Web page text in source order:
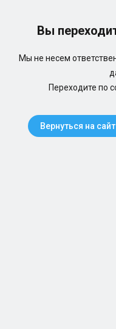
Вы
Мы не несем
Переходите по
Вернуться на сайт